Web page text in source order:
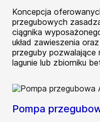
Koncepcja
przegubowych
ciągnika
układ zawieszenia
przeguby pozwalające
lagunie lub zbiorniku
Pompa